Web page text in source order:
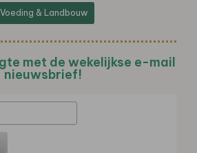
Voeding & Landbouw
met de wekelijkse e-mail
nieuwsbrief!